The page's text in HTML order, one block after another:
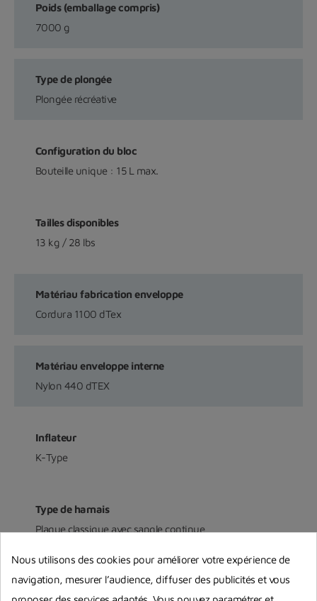
Poids (emballage compris)
7000 g
Type de plongée
Plongée récréative
Configuration du bloc
Bouteille unique : 15 L max.
Tailles disponibles
13 kg / 28 lbs
Matériau fabrication enveloppe
Cordura 1100 dTex
Matériau enveloppe interne
Nylon 440 dTEX
Inflateur
K-Type
Type de harnais
Plaque classique avec sangle continue
Tailles du harnais
Nous utilisons des cookies pour améliorer votre expérience de
navigation, mesurer l’audience, diffuser des publicités et vous